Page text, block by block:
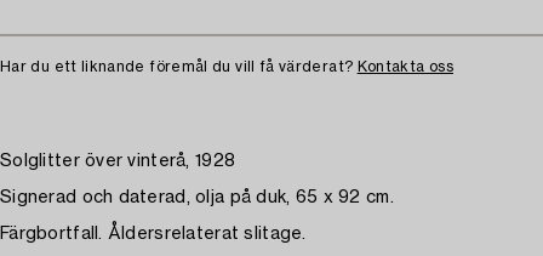
Har du ett liknande föremål du vill få värderat? Kontakta oss
Solglitter över vinterå, 1928
Signerad och daterad, olja på duk, 65 x 92 cm.
Färgbortfall. Åldersrelaterat slitage.